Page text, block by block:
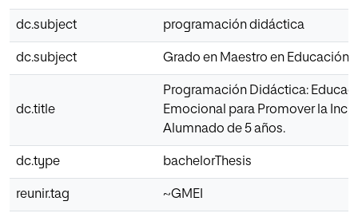
dc.subject programación didáctica
dc.subject Grado en Maestro en Educación
dc.title
Programación Didáctica:
Emocional para Promover la
Alumnado de 5 años.
dc.type bachelorThesis
reunir.tag ~GMEI